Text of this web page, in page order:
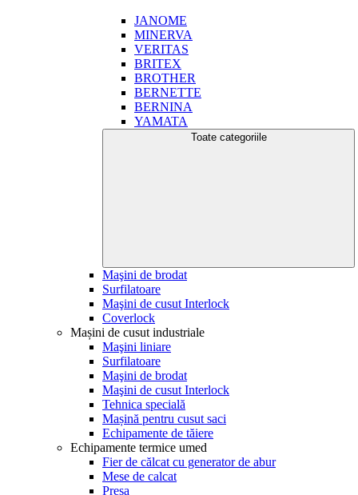
JANOME
MINERVA
VERITAS
BRITEX
BROTHER
BERNETTE
BERNINA
YAMATA
Toate categoriile
Maşini de brodat
Surfilatoare
Maşini de cusut Interlock
Coverlock
Mașini de cusut industriale
Maşini liniare
Surfilatoare
Maşini de brodat
Maşini de cusut Interlock
Tehnica specială
Mașină pentru cusut saci
Echipamente de tăiere
Echipamente termice umed
Fier de călcat cu generator de abur
Mese de calcat
Presa